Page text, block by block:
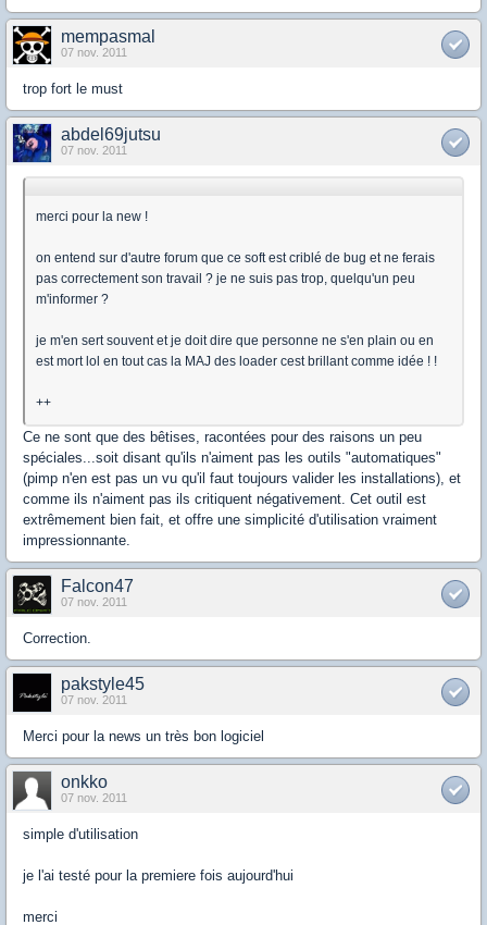
mempasmal
07 nov. 2011
trop fort le must
abdel69jutsu
07 nov. 2011
merci pour la new !
on entend sur d'autre forum que ce soft est criblé de bug et ne ferais
pas correctement son travail ? je ne suis pas trop, quelqu'un peu
m'informer ?
je m'en sert souvent et je doit dire que personne ne s'en plain ou en
est mort lol en tout cas la MAJ des loader cest brillant comme idée ! !
++
Ce ne sont que des bêtises, racontées pour des raisons un peu
spéciales...soit disant qu'ils n'aiment pas les outils "automatiques"
(pimp n'en est pas un vu qu'il faut toujours valider les installations), et
comme ils n'aiment pas ils critiquent négativement. Cet outil est
extrêmement bien fait, et offre une simplicité d'utilisation vraiment
impressionnante.
Falcon47
07 nov. 2011
Correction.
pakstyle45
07 nov. 2011
Merci pour la news un très bon logiciel
onkko
07 nov. 2011
simple d'utilisation
je l'ai testé pour la premiere fois aujourd'hui
merci